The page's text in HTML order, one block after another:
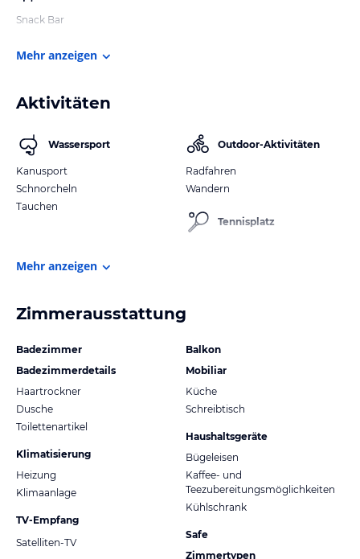
Snack Bar
Mehr anzeigen
Aktivitäten
Wassersport
Kanusport
Schnorcheln
Tauchen
Outdoor-Aktivitäten
Radfahren
Wandern
Tennisplatz
Mehr anzeigen
Zimmerausstattung
Badezimmer
Badezimmerdetails
Haartrockner
Dusche
Toilettenartikel
Klimatisierung
Heizung
Klimaanlage
TV-Empfang
Satelliten-TV
Balkon
Mobiliar
Küche
Schreibtisch
Haushaltsgeräte
Bügeleisen
Kaffee- und
Teezubereitungsmöglichkeiten
Kühlschrank
Safe
Zimmertypen